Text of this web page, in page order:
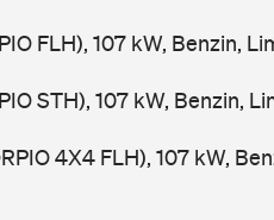
FLH), 107 kW, Benzin,
STH), 107 kW, Benzin,
4X4 FLH), 107 kW,